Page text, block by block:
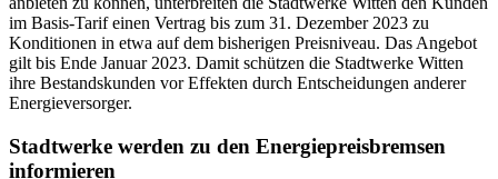
im Basis-Tarif einen Vertrag bis zum 31. Dezember 2023 zu
Konditionen in etwa auf dem bisherigen Preisniveau. Das Angebot
gilt bis Ende Januar 2023. Damit schützen die Stadtwerke Witten
ihre Bestandskunden vor Effekten durch Entscheidungen anderer
Energieversorger.
Stadtwerke werden zu den Energiepreisbremsen
informieren